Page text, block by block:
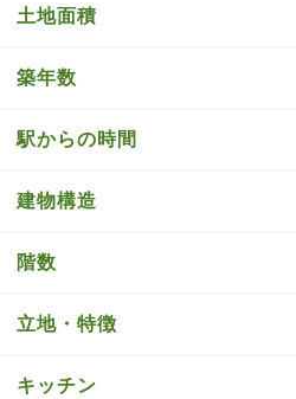
土地面積
築年数
駅からの時間
建物構造
階数
立地・特徴
キッチン